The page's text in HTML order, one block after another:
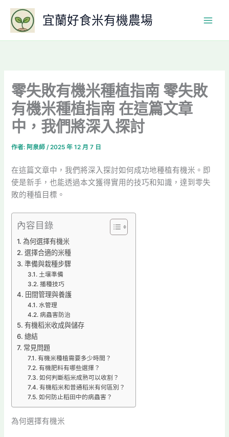
要
宜蘭好食米有機農場
零失敗有機米種植指南 零失敗
有機米種植指南 在這篇文章
中，我們將深入探討
作者: 阿泉師/2025 年 12 月 7 日
在這篇文章中，我們將深入探討如何成功地種植有機米。即
使是新手，也能透過本文獲得實用的技巧和知識，達到零失
敗的種植目標。
內容目錄
為何選擇有機米
選擇合適的米種
準備與栽種步驟
土壤準備
播種技巧
田間管理與養護
水管理
病蟲害防治
有機稻米收成與儲存
總結
常見問題
有機米種植需要多少時間？
有機肥料有哪些選擇？
如何判斷稻米成熟可以收割？
有機稻米和普通稻米有何區別？
如何防止稻田中的病蟲害？
為何選擇有機米